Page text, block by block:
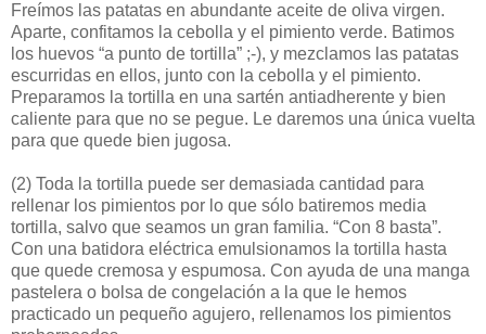
Freímos las patatas en abundante aceite de oliva virgen.
Aparte, confitamos la cebolla y el pimiento verde. Batimos
los huevos “a punto de tortilla” ;-), y mezclamos las patatas
escurridas en ellos, junto con la cebolla y el pimiento.
Preparamos la tortilla en una sartén antiadherente y bien
caliente para que no se pegue. Le daremos una única vuelta
para que quede bien jugosa.
(2) Toda la tortilla puede ser demasiada cantidad para
rellenar los pimientos por lo que sólo batiremos media
tortilla, salvo que seamos un gran familia. “Con 8 basta”.
Con una batidora eléctrica emulsionamos la tortilla hasta
que quede cremosa y espumosa. Con ayuda de una manga
pastelera o bolsa de congelación a la que le hemos
practicado un pequeño agujero, rellenamos los pimientos